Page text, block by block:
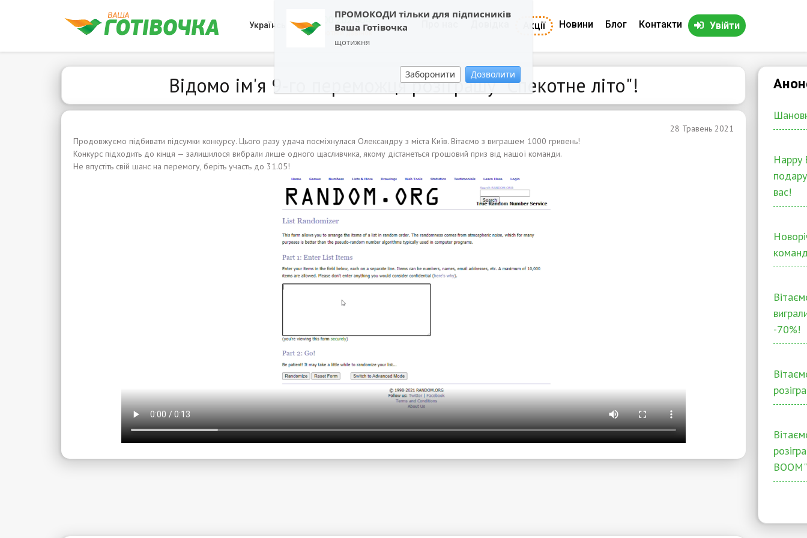
ПРОМОКОДИ тільки для підписників
Ваша Готівочка
щотижня
Заборонити Дозволити
Українська 0800 202 404
Зворотній дзвінок
Акції Новини Блог Контакти Увійти
Відомо ім'я 9-го переможця розіграшу "Спекотне літо"!
28 Травень 2021
Продовжуємо підбивати підсумки конкурсу. Цього разу удача посміхнулася Олександру з міста Київ. Вітаємо з виграшем 1000 гривень!
Конкурс підходить до кінця — залишилося вибрали лише одного щасливчика, якому дістанеться грошовий приз від нашої команди.
Не впустіть свій шанс на перемогу, беріть участь до 31.05!
Happy
вас!
-70%!